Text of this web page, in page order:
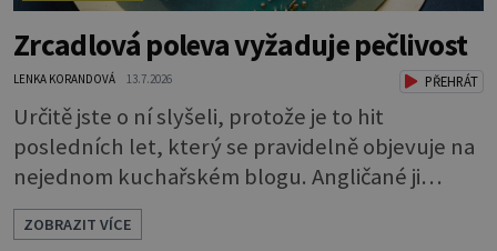
Zrcadlová poleva vyžaduje pečlivost
LENKA KORANDOVÁ 13.7.2026 PŘEHRÁT
Určitě jste o ní slyšeli, protože je to hit
posledních let, který se pravidelně objevuje na
nejednom kuchařském blogu. Angličané ji
nazývají mirror glaze, tedy zrcadlová poleva, a
opravdu se jako zrcadlo blyští. Pokud vás
ZOBRAZIT VÍCE